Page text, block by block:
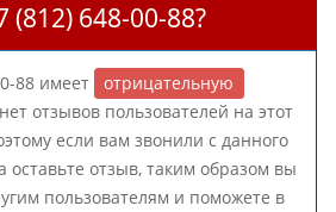
648-00-88?
88 имеет
отрицательную
отзывов пользователей на этот
если вам звонили с данного
оставьте отзыв, таким образом вы
пользователям и поможете в